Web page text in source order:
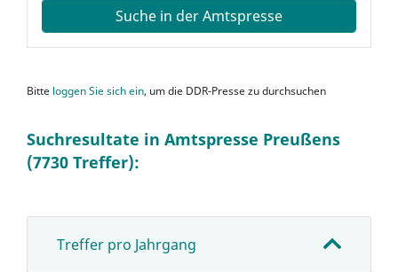
Suche in der Amtspresse
Bitte loggen Sie sich ein, um die DDR-Presse zu durchsuchen
Suchresultate in Amtspresse Preußens
(7730 Treffer):
Treffer pro Jahrgang